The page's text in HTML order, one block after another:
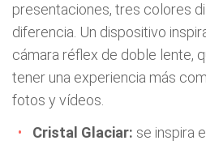
presentaciones, tres colores
diferencia. Un dispositivo
cámara réflex de doble lente,
tener una experiencia más
fotos y vídeos.
Cristal Glaciar: se inspira